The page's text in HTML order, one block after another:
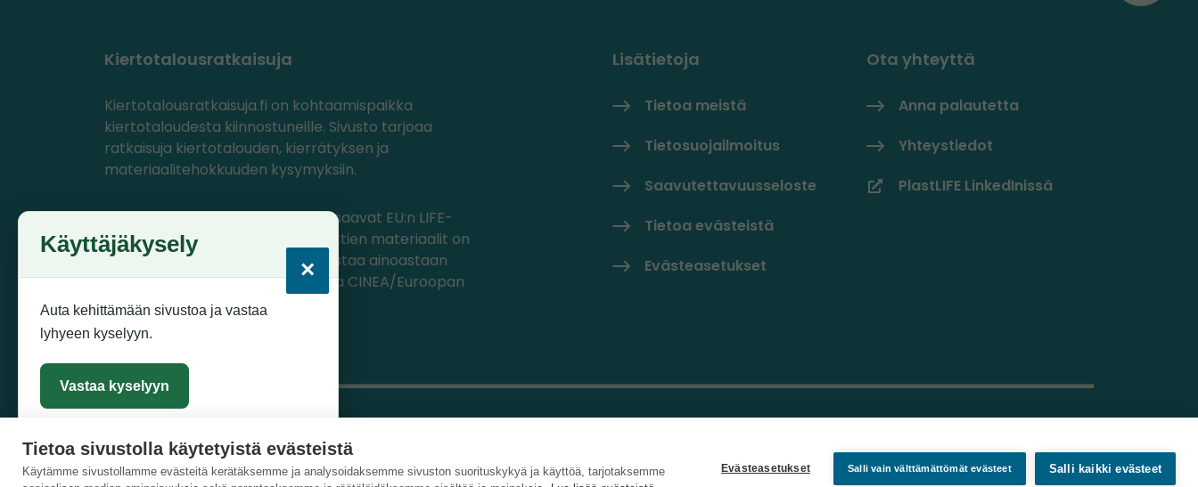
Tietoa sivustolla käytetyistä evästeistä
Käytämme sivustollamme evästeitä kerätäksemme ja analysoidaksemme sivuston suorituskykyä ja käyttöä, tarjotaksemme
Evästeasetukset Salli vain välttämättömät evästeet Salli kaikki evästeet
Kiertotalousratkaisuja
Kiertotalousratkaisuja.fi on kohtaamispaikka
kiertotaloudesta kiinnostuneille. Sivusto tarjoaa
ratkaisuja kiertotalouden, kierrätyksen ja
materiaalitehokkuuden kysymyksiin.
PlastLIFE- ja Circwaste-projektit saavat EU:n LIFE-
ohjelmasta rahoitusta, jolla projektien materiaalit on
tuotettu. Materiaalien sisältö edustaa ainoastaan
projektien omia näkemyksiä, joista CINEA/Euroopan
komissio ei ole vastuussa.
Lisätietoja
Tietoa meistä
Tietosuojailmoitus
Saavutettavuusseloste
Tietoa evästeistä
Evästeasetukset
Ota yhteyttä
Anna palautetta
Yhteystiedot
PlastLIFE LinkedInissä
Käyttäjäkysely
×
Auta kehittämään sivustoa ja vastaa
lyhyeen kyselyyn.
Vastaa kyselyyn
Sulje